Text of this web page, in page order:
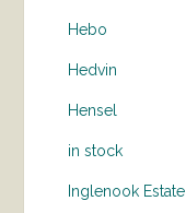
Hebo
Hedvin
Hensel
in stock
Inglenook Estate